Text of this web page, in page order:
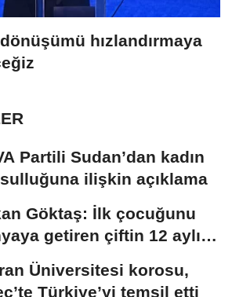
hızlandırmaya
Partili Sudan’dan kadın
ilişkin açıklama
Göktaş: İlk çocuğunu
getiren çiftin 12 aylık
Üniversitesi korosu,
Türkiye’yi temsil etti